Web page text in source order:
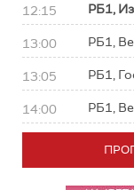
12:15 РБ1, Из
13:00 РБ1,
13:05 РБ1,
14:00 РБ1,